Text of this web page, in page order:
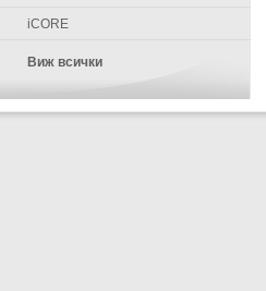
iCORE
Виж всички